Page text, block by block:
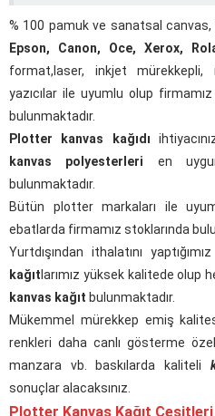
% 100 pamuk ve sanatsal canvas,
Epson, Canon, Oce, Xerox,
format,laser, inkjet
yazıcılar ile uyumlu olup
bulunmaktadır.
Plotter kanvas kağıdı
kanvas polyesterleri en
bulunmaktadır.
Bütün plotter markaları ile
ebatlarda firmamız stoklarında
Yurtdışından ithalatını
kağıt larımız yüksek kalitede olup
kanvas kağıt bulunmaktadır.
Mükemmel mürekkep emiş
renkleri daha canlı gösterme
manzara vb. baskılarda kaliteli
sonuçlar alacaksınız.
Plotter Kanvas Kağıt Çeşitleri